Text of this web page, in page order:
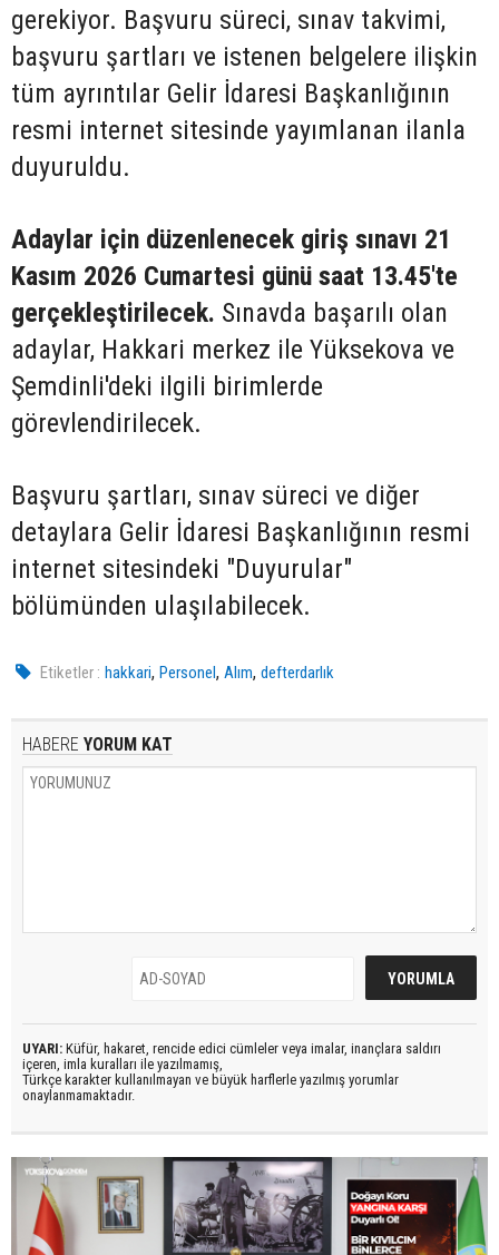
gerekiyor. Başvuru süreci, sınav takvimi,
başvuru şartları ve istenen belgelere ilişkin
tüm ayrıntılar Gelir İdaresi Başkanlığının
resmi internet sitesinde yayımlanan ilanla
duyuruldu.
Adaylar için düzenlenecek giriş sınavı 21
Kasım 2026 Cumartesi günü saat 13.45'te
gerçekleştirilecek. Sınavda başarılı olan
adaylar, Hakkari merkez ile Yüksekova ve
Şemdinli'deki ilgili birimlerde
görevlendirilecek.
Başvuru şartları, sınav süreci ve diğer
detaylara Gelir İdaresi Başkanlığının resmi
internet sitesindeki "Duyurular"
bölümünden ulaşılabilecek.
Etiketler : hakkari,Personel,Alım,defterdarlık
HABERE YORUM KAT
UYARI: Küfür, hakaret, rencide edici cümleler veya imalar, inançlara saldırı
içeren, imla kuralları ile yazılmamış,
Türkçe karakter kullanılmayan ve büyük harflerle yazılmış yorumlar
onaylanmamaktadır.